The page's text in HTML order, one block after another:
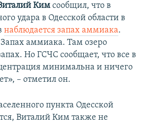
Ким сообщил, что в
удара в Одесской области в
наблюдается запах аммиака.
аммиака. Там озеро
Но ГСЧС сообщает, что все в
минимальна и ничего
– отметил он.
пункта Одесской
Виталий Ким также не